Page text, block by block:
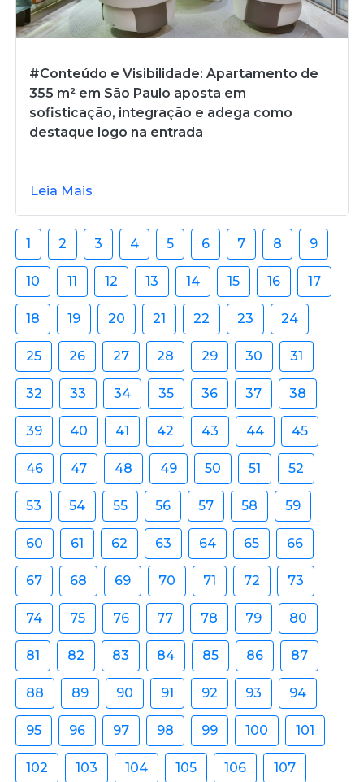
#Conteúdo e Visibilidade: Apartamento de
355 m² em São Paulo aposta em
sofisticação, integração e adega como
destaque logo na entrada
Leia Mais
1 2 3 4 5 6 7 8 9
10 11 12 13 14 15 16 17
18 19 20 21 22 23 24
25 26 27 28 29 30 31
32 33 34 35 36 37 38
39 40 41 42 43 44 45
46 47 48 49 50 51 52
53 54 55 56 57 58 59
60 61 62 63 64 65 66
67 68 69 70 71 72 73
74 75 76 77 78 79 80
81 82 83 84 85 86 87
88 89 90 91 92 93 94
95 96 97 98 99 100 101
102 103 104 105 106 107